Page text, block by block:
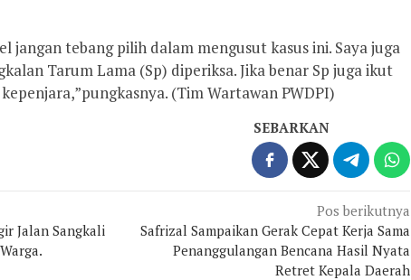
jangan tebang pilih dalam mengusut kasus ini. Saya juga
Tarum Lama (Sp) diperiksa. Jika benar Sp juga ikut
(Tim Wartawan PWDPI)
SEBARKAN
Jalan Sangkali
Pos berikutnya
Safrizal Sampaikan Gerak Cepat Kerja Sama
Penanggulangan Bencana Hasil Nyata
Retret Kepala Daerah